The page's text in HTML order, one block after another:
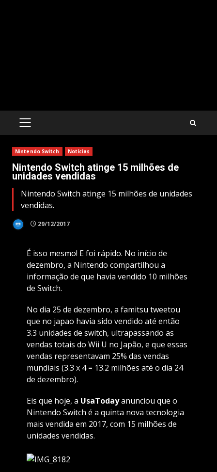
PRIMARY
Nintendo Switch Notícias
Nintendo Switch atinge 15 milhões de
unidades vendidas
Nintendo Switch atinge 15 milhões de unidades
vendidas.
29/12/2017
É isso mesmo! E foi rápido. No início de
dezembro, a Nintendo compartilhou a
informação de que havia vendido 10 milhões
de Switch.
No dia 25 de dezembro, a famitsu tweetou
que no japao havia sido vendido até então
3.3 unidades de switch, ultrapassando as
vendas totais do Wii U no Japão, e que essas
vendas representavam 25% das vendas
mundiais (3.3 x 4 = 13.2 milhões até o dia 24
de dezembro).
Eis que hoje, a UsaTodayanunciou que o
Nintendo Switch é a quinta nova tecnologia
mais vendida em 2017, com 15 milhões de
unidades vendidas.